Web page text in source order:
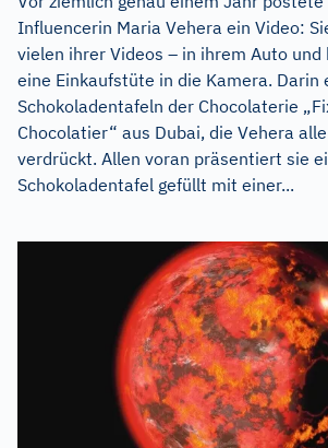
Influencerin Maria Vehera ein Video:
vielen ihrer Videos – in ihrem Auto
eine Einkaufstüte in die Kamera. Darin
Schokoladentafeln der Chocolaterie
Chocolatier“ aus Dubai, die Vehera
verdrückt. Allen voran präsentiert sie
Schokoladentafel gefüllt mit einer...